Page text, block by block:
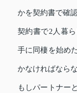
かを契約書で確
契約書で2人暮
手に同棲を始め
かなければなら
もしパートナー